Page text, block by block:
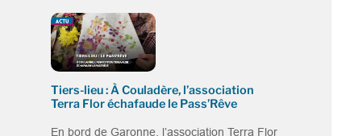
Tiers-lieu : À Couladère, l’association
Terra Flor échafaude le Pass’Rêve
En bord de Garonne, l’association Terra Flor